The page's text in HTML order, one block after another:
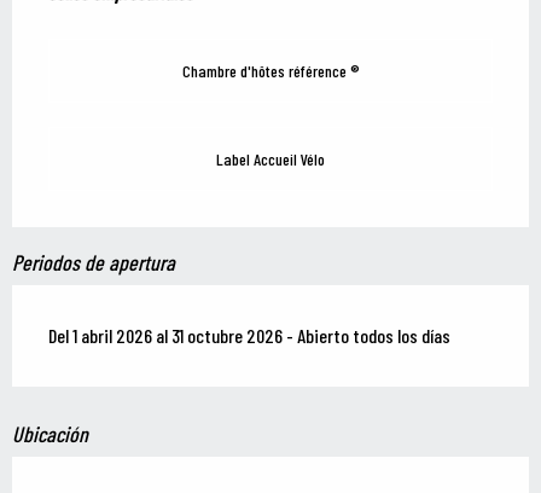
Chambre d'hôtes référence ®
Label Accueil Vélo
Periodos de apertura
Del 1 abril 2026 al 31 octubre 2026 - Abierto todos los días
Ubicación